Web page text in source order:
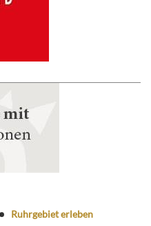
Ruhrgebiet erleben